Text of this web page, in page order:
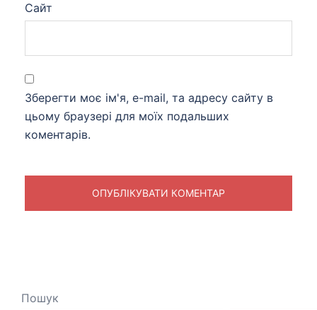
Сайт
Зберегти моє ім'я, e-mail, та адресу сайту в
цьому браузері для моїх подальших
коментарів.
Пошук